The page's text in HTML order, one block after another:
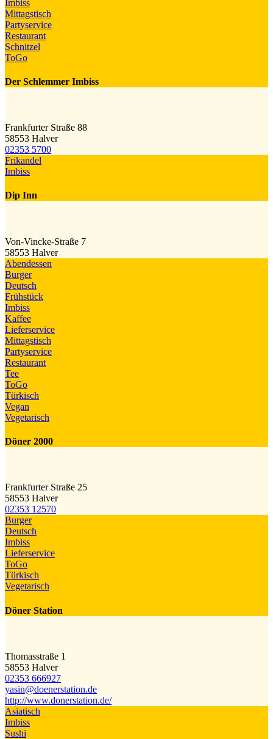
Imbiss
Mittagstisch
Partyservice
Restaurant
Schnitzel
ToGo
Der Schlemmer Imbiss
Frankfurter Straße 88
58553 Halver
02353 5700
Frikandel
Imbiss
Dip Inn
Von-Vincke-Straße 7
58553 Halver
Abendessen
Burger
Deutsch
Frühstück
Imbiss
Kaffee
Lieferservice
Mittagstisch
Partyservice
Restaurant
Tee
ToGo
Türkisch
Vegan
Vegetarisch
Döner 2000
Frankfurter Straße 25
58553 Halver
02353 12570
Burger
Deutsch
Imbiss
Lieferservice
ToGo
Türkisch
Vegetarisch
Döner Station
Thomasstraße 1
58553 Halver
02353 666927
yasin@​doenerstation.de
http://www.donerstation.de/
Asiatisch
Imbiss
Sushi